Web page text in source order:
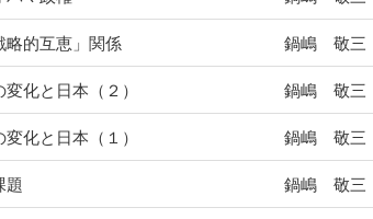
略的互恵」関係 鍋嶋 敬三
化と日本（２） 鍋嶋 敬三
化と日本（１） 鍋嶋 敬三
題 鍋嶋 敬三